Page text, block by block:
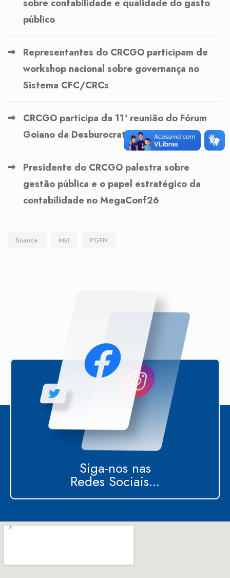
sobre contabilidade e qualidade do gasto
público
Representantes do CRCGO participam de
workshop nacional sobre governança no
Sistema CFC/CRCs
CRCGO participa da 11ª reunião do Fórum
Goiano da Desburocratização
Presidente do CRCGO palestra sobre
gestão pública e o papel estratégico da
contabilidade no MegaConf26
finance MEI PGFN
Siga-nos nas
Redes Sociais...